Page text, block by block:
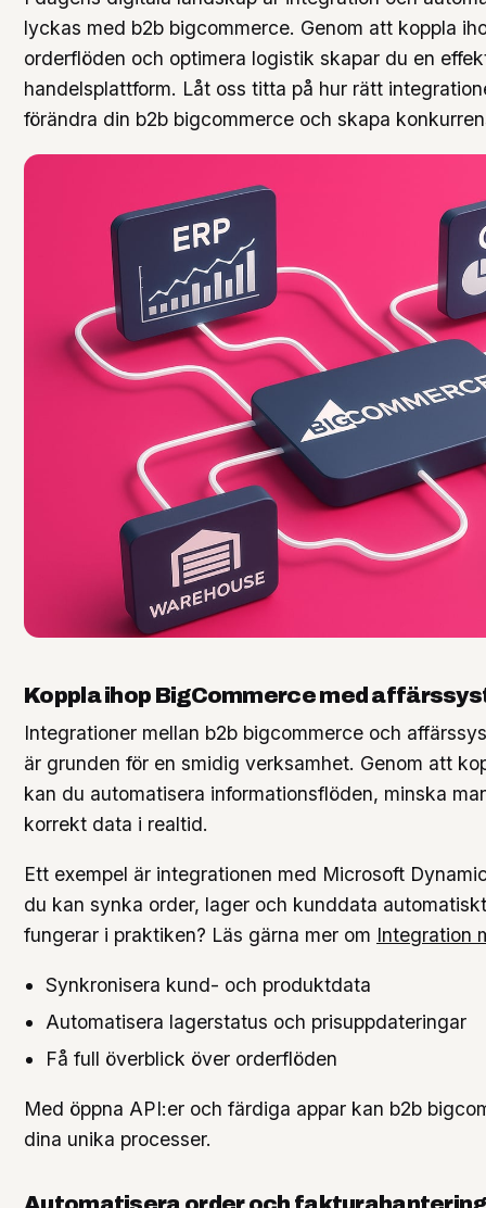
lyckas med b2b bigcommerce. Genom att koppla
orderflöden och optimera logistik skapar du en
handelsplattform. Låt oss titta på hur rätt
förändra din b2b bigcommerce och skapa
Koppla ihop BigCommerce med
Integrationer mellan b2b bigcommerce och
är grunden för en smidig verksamhet. Genom att
kan du automatisera informationsflöden, minska
korrekt data i realtid.
Ett exempel är integrationen med Microsoft
du kan synka order, lager och kunddata
fungerar i praktiken? Läs gärna mer om Integration
Synkronisera kund- och produktdata
Automatisera lagerstatus och prisuppdateringar
Få full överblick över orderflöden
Med öppna API:er och färdiga appar kan b2b
dina unika processer.